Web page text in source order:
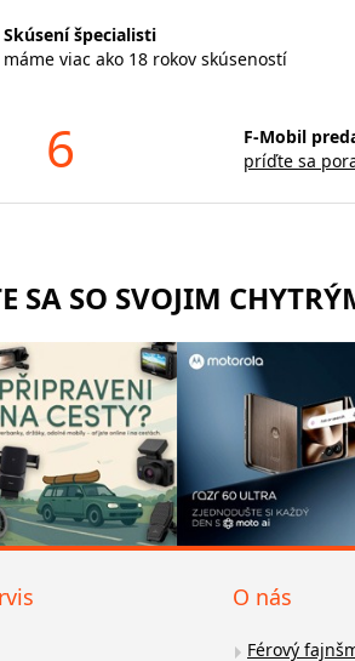
Skúsení špecialisti
máme viac ako 18 rokov skúseností
6
F-Mobil
príďte sa
SA SO SVOJIM
O nás
Férový